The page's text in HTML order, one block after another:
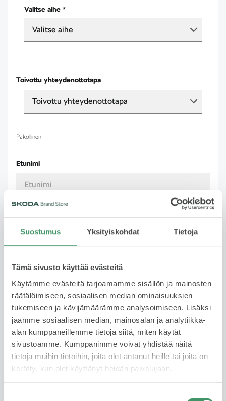
Suostumus Yksityiskohdat Tietoja
Tämä sivusto käyttää evästeitä
Käytämme evästeitä tarjoamamme sisällön ja mainosten
räätälöimiseen, sosiaalisen median ominaisuuksien
tukemiseen ja kävijämäärämme analysoimiseen. Lisäksi
jaamme sosiaalisen median, mainosalan ja analytiikka-
alan kumppaneillemme tietoja siitä, miten käytät
sivustoamme. Kumppanimme voivat yhdistää näitä
tietoja muihin tietoihin, joita olet antanut heille tai joita on
kerätty, kun olet käyttänyt heidän palvelujaan.
Valitse aihe *
Valitse aihe
Toivottu yhteydenottotapa
Toivottu yhteydenottotapa
Pakollinen
Etunimi
Pakollinen
Sukunimi
Pakollinen
Puhelinnumero
Sähköposti